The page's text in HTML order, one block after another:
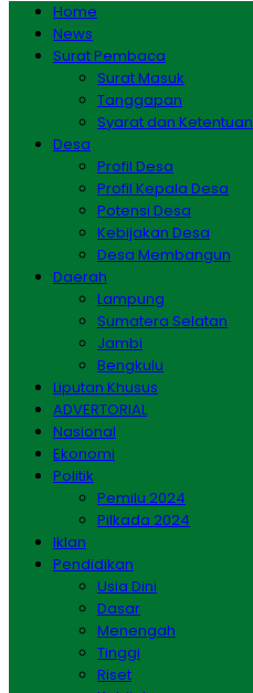
Home
News
Surat Pembaca
Surat Masuk
Tanggapan
Syarat dan Ketentuan
Desa
Profil Desa
Profil Kepala Desa
Potensi Desa
Kebijakan Desa
Desa Membangun
Daerah
Lampung
Sumatera Selatan
Jambi
Bengkulu
Liputan Khusus
ADVERTORIAL
Nasional
Ekonomi
Politik
Pemilu 2024
Pilkada 2024
Iklan
Pendidikan
Usia Dini
Dasar
Menengah
Tinggi
Riset